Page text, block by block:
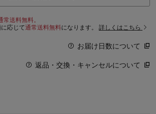
常送料無料。
応じて通常送料無料になります。 詳しくはこちら
お届け日数について
返品・交換・キャンセルについて